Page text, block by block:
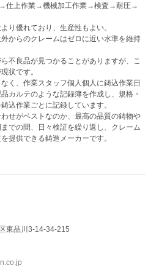
仕上作業→機械加工作業→検査→耐圧→
り優れており、生産性もよい。
からのクレームはゼロに近い水準を維持
不良品が見つかることがありますが、こ
状です。
く、作業スタッフ個人個人に鋳込作業日
カルテのような記録簿を作成し、規格・
込作業ごとに記録しています。
せがベストなのか、最高の品質の鋳物や
での間、日々検証を繰り返し、クレーム
提供できる鋳造メーカーです。
東品川3-14-34-215